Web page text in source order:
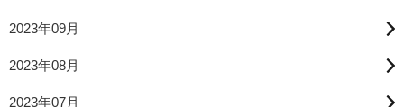
2023年09月
2023年08月
2023年07月